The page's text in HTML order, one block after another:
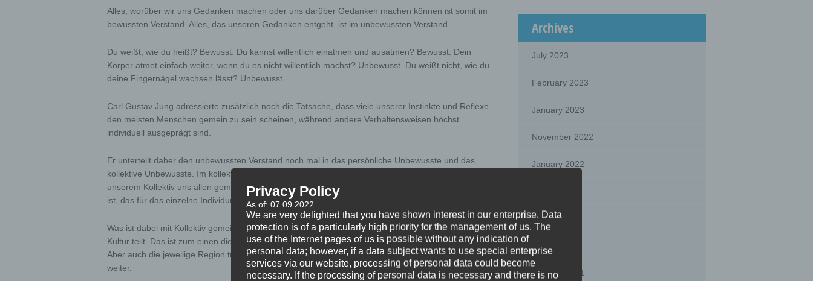
Alles, worüber wir uns Gedanken machen oder uns darüber Gedanken machen können ist somit im
bewussten Verstand. Alles, das unseren Gedanken entgeht, ist im unbewussten Verstand.
Du weißt, wie du heißt? Bewusst. Du kannst willentlich einatmen und ausatmen? Bewusst. Dein
Körper atmet einfach weiter, wenn du es nicht willentlich machst? Unbewusst. Du weißt nicht, wie du
deine Fingernägel wachsen lässt? Unbewusst.
Carl Gustav Jung adressierte zusätzlich noch die Tatsache, dass viele unserer Instinkte und Reflexe
den meisten Menschen gemein zu sein scheinen, während andere Verhaltensweisen höchst
individuell ausgeprägt sind.
Er unterteilt daher den unbewussten Verstand noch mal in das persönliche Unbewusste und das
kollektive Unbewusste. Im kollektiven Unbewussten sind all jene Verhaltensweisen angelegt, die in
unserem Kollektiv uns allen gemeinsam sind. Während im persönlichen Unbewussten alles abgelegt
ist, das für das einzelne Individuum sehr spezifisch ausgeprägt ist.
Was ist dabei mit Kollektiv gemeint? Ein Kollektiv ist jegliche soziale Gruppierung, die eine Form von
Kultur teilt. Das ist zum einen die Familie und Verwandtschaft, zum anderen können es Vereine sein.
Aber auch die jeweilige Region trägt kulturelle Eigenschaften bei, die Nation, der Kontinent und so
weiter.
Archives
July 2023
February 2023
January 2023
November 2022
January 2022
July 2021
May 2021
January 2021
Privacy Policy
As of: 07.09.2022
We are very delighted that you have shown interest in our enterprise. Data
protection is of a particularly high priority for the management of us. The
use of the Internet pages of us is possible without any indication of
personal data; however, if a data subject wants to use special enterprise
services via our website, processing of personal data could become
necessary. If the processing of personal data is necessary and there is no